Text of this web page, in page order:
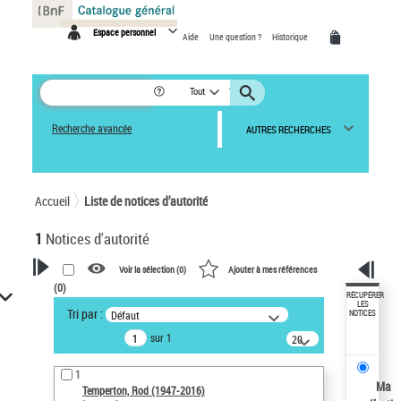
Espace personnel Aide Une question ? Historique
Tout
Recherche avancée AUTRES RECHERCHES
Accueil Liste de notices d’autorité
1 Notices d'autorité
VOTRE RECHERCHE
Recherche avancée dans les
notices d’autorité
Œuvres liées à l'auteur :
Temperton, Rod (1947-2016)
Voir la sélection (0) Ajouter à mes références
(0)
Tri par : Défaut
sur 1
20
résultats/page
1
Temperton, Rod (1947-2016)
RÉCUPÉRER
LES
NOTICES
Ma
Panneau de gestion des cookies